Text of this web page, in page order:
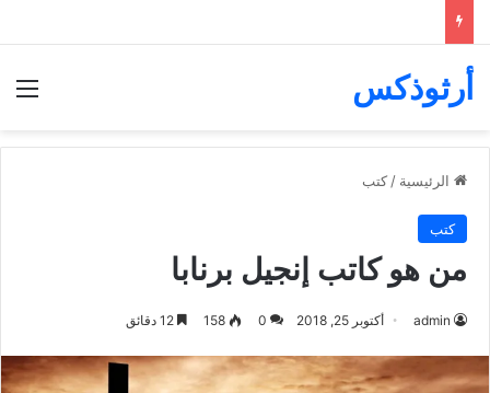
أرثوذكس
الرئيسية / كتب
كتب
من هو كاتب إنجيل برنابا
admin أكتوبر 25, 2018 0
158